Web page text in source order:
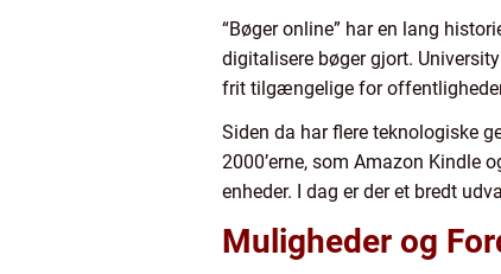
“Bøger online” har en lang
digitalisere bøger gjort.
frit tilgængelige for
Siden da har flere teknologiske
2000’erne, som Amazon Kindle
enheder. I dag er der et bredt
Muligheder og